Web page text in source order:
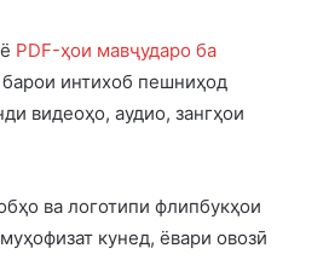
PDF-ҳои мавҷударо ба
интихоб пешниҳод
видеоҳо, аудио, зангҳои
ва логотипи флипбукҳои
кунед, ёвари овозӣ